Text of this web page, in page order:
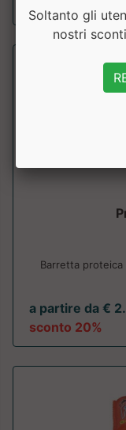
Barretta
a partire da €
sconto 20%
Soltanto gli
nostri